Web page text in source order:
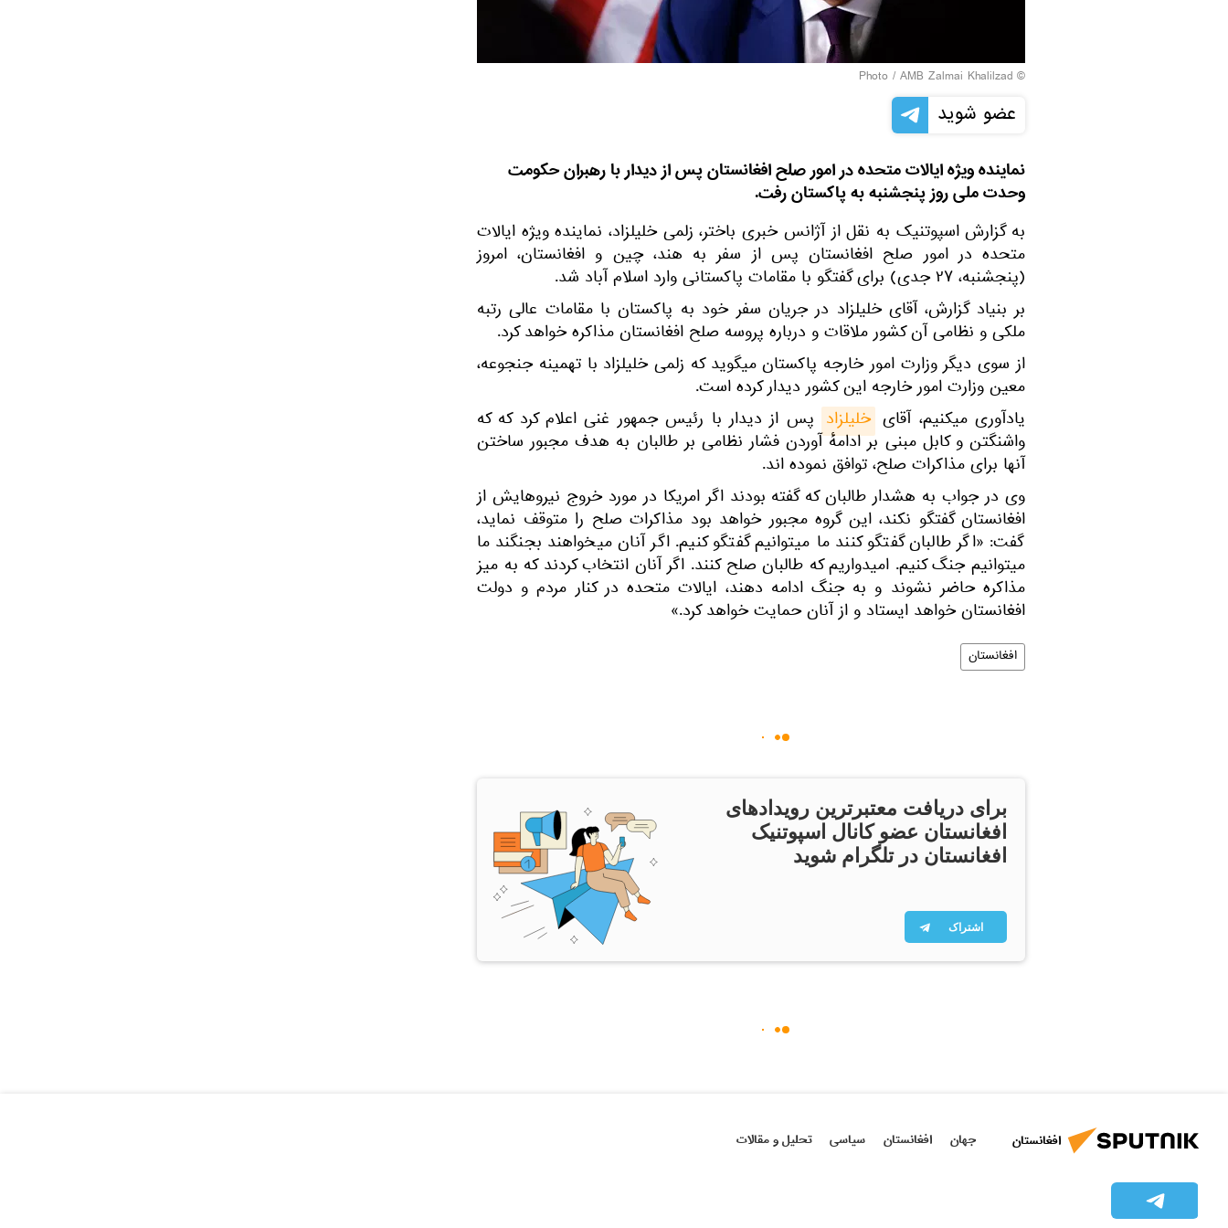
© Photo / AMB Zalmai Khalilzad
عضو شوید
نماینده ویژه ایالات متحده در امور صلح افغانستان پس از دیدار با رهبران حکومت
وحدت ملی روز پنجشنبه به پاکستان رفت.
به گزارش اسپوتنیک به نقل از آژانس خبری باختر، زلمی خلیلزاد، نماینده ویژه ایالات
متحده در امور صلح افغانستان پس از سفر به هند، چین و افغانستان، امروز
(پنجشنبه، ۲۷ جدی) برای گفتگو با مقامات پاکستانی وارد اسلام آباد شد.
بر بنیاد گزارش، آقای خلیلزاد در جریان سفر خود به پاکستان با مقامات عالی رتبه
ملکی و نظامی آن کشور ملاقات و درباره پروسه صلح افغانستان مذاکره خواهد کرد.
از سوی دیگر وزارت امور خارجه پاکستان میگوید که زلمی خلیلزاد با تهمینه جنجوعه،
معین وزارت امور خارجه این کشور دیدار کرده است.
یادآوری میکنیم، آقای خلیلزاد پس از دیدار با رئیس جمهور غنی اعلام کرد که که
واشنگتن و کابل مبنی بر ادامهٔ آوردن فشار نظامی بر طالبان به هدف مجبور ساختن
آنها برای مذاکرات صلح، توافق نموده اند.
وی در جواب به هشدار طالبان که گفته بودند اگر امریکا در مورد خروج نیروهایش از
افغانستان گفتگو نکند، این گروه مجبور خواهد بود مذاکرات صلح را متوقف نماید،
گفت: «اگر طالبان گفتگو کنند ما میتوانیم گفتگو کنیم. اگر آنان میخواهند بجنگند ما
میتوانیم جنگ کنیم. امیدواریم که طالبان صلح کنند. اگر آنان انتخاب کردند که به میز
مذاکره حاضر نشوند و به جنگ ادامه دهند، ایالات متحده در کنار مردم و دولت
افغانستان خواهد ایستاد و از آنان حمایت خواهد کرد.»
افغانستان
برای دریافت معتبرترین رویدادهای
افغانستان عضو کانال اسپوتنیک
افغانستان در تلگرام شوید
اشتراک
افغانستان جهان افغانستان سیاسی تحلیل و مقالات